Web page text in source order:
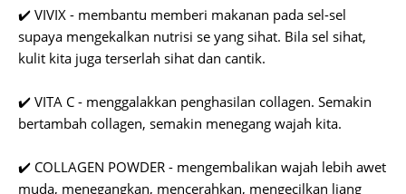
✔️ VIVIX - membantu memberi makanan pada sel-sel
supaya mengekalkan nutrisi se yang sihat. Bila sel sihat,
kulit kita juga terserlah sihat dan cantik.
✔️ VITA C - menggalakkan penghasilan collagen. Semakin
bertambah collagen, semakin menegang wajah kita.
✔️ COLLAGEN POWDER - mengembalikan wajah lebih awet
muda, menegangkan, mencerahkan, mengecilkan liang